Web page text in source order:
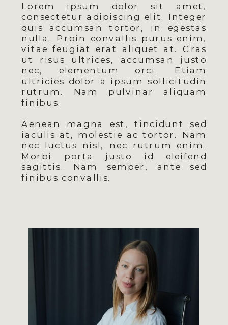
Lorem ipsum dolor sit amet,
consectetur adipiscing elit. Integer
quis accumsan tortor, in egestas
nulla. Proin convallis purus enim,
vitae feugiat erat aliquet at. Cras
ut risus ultrices, accumsan justo
nec, elementum orci. Etiam
ultricies dolor a ipsum sollicitudin
rutrum. Nam pulvinar aliquam
finibus.
Aenean magna est, tincidunt sed
iaculis at, molestie ac tortor. Nam
nec luctus nisl, nec rutrum enim.
Morbi porta justo id eleifend
sagittis. Nam semper, ante sed
finibus convallis.